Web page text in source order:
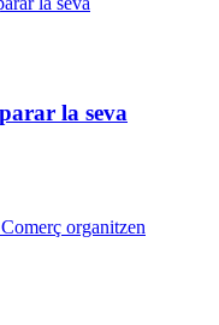
la seva